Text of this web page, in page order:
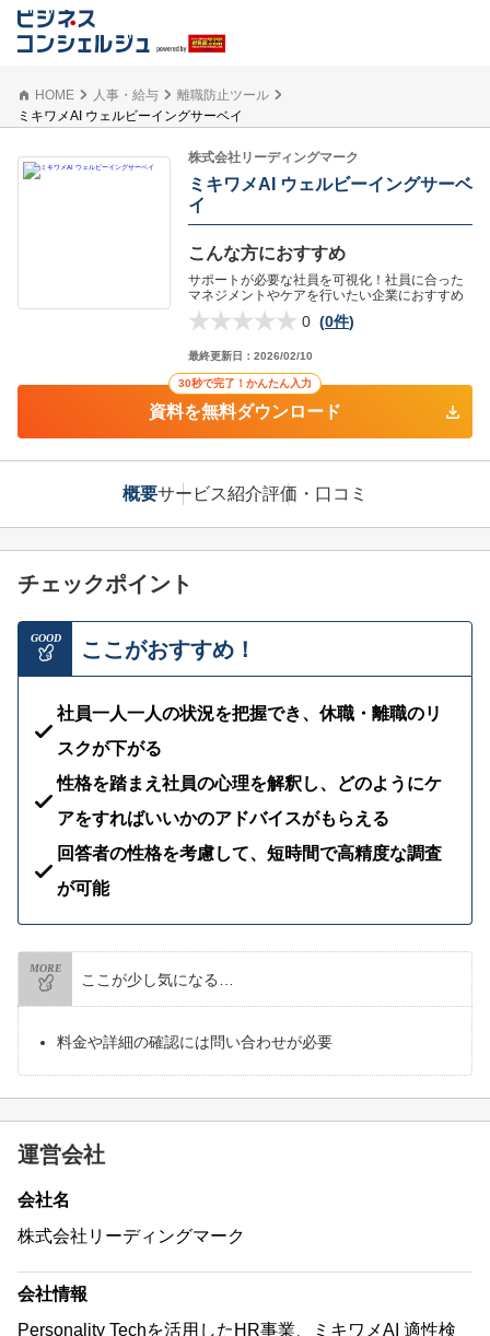
HOME 人事・給与
離職防止ツール
ミキワメAI ウェルビーイングサーベイ
株式会社リーディングマーク
ミキワメAI ウェルビーイングサーベ
イ
こんな方におすすめ
サポートが必要な社員を可視化！社員に合った
マネジメントやケアを行いたい企業におすすめ
0 (0件)
最終更新日： 2026/02/10
30秒で完了！かんたん入力
資料を無料ダウンロード
概要サービス紹介評価・口コミ
チェックポイント
GOOD ここがおすすめ！
社員一人一人の状況を把握でき、休職・離職のリ
スクが下がる
性格を踏まえ社員の心理を解釈し、どのようにケ
アをすればいいかのアドバイスがもらえる
回答者の性格を考慮して、短時間で高精度な調査
が可能
MORE
ここが少し気になる…
料金や詳細の確認には問い合わせが必要
運営会社
会社名
株式会社リーディングマーク
会社情報
Personality Techを活用したHR事業、ミキワメAI 適性検